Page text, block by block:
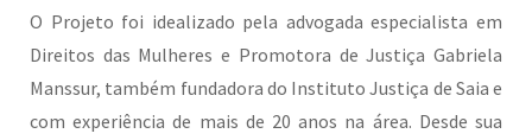
O Projeto foi idealizado pela advogada especialista em
Direitos das Mulheres e Promotora de Justiça Gabriela
Manssur, também fundadora do Instituto Justiça de Saia e
com experiência de mais de 20 anos na área. Desde sua